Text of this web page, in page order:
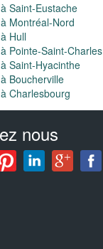
Saint-Eustache
Montréal-Nord
Hull
Pointe-Saint-Charles
Saint-Hyacinthe
Boucherville
Charlesbourg
nous